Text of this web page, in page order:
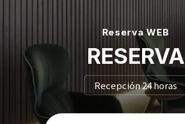
Reserva WEB
RESERVA
Recepción 24 horas